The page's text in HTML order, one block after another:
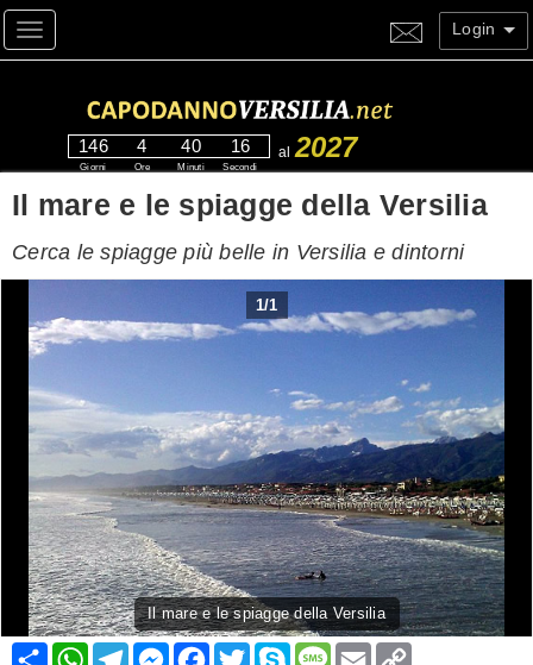
Toggle navigation Login
146
Giorni
4
Ore
40
Minuti
15
Secondi
al 2027
Il mare e le spiagge della Versilia
Cerca le spiagge più belle in Versilia e dintorni
1/1
Il mare e le spiagge della Versilia
Condividi
WhatsApp
Telegram
Messenger
Facebook
TwitterSkypeMessage
Email